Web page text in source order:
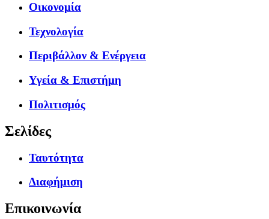
Οικονομία
Τεχνολογία
Περιβάλλον & Ενέργεια
Υγεία & Επιστήμη
Πολιτισμός
Σελίδες
Ταυτότητα
Διαφήμιση
Επικοινωνία